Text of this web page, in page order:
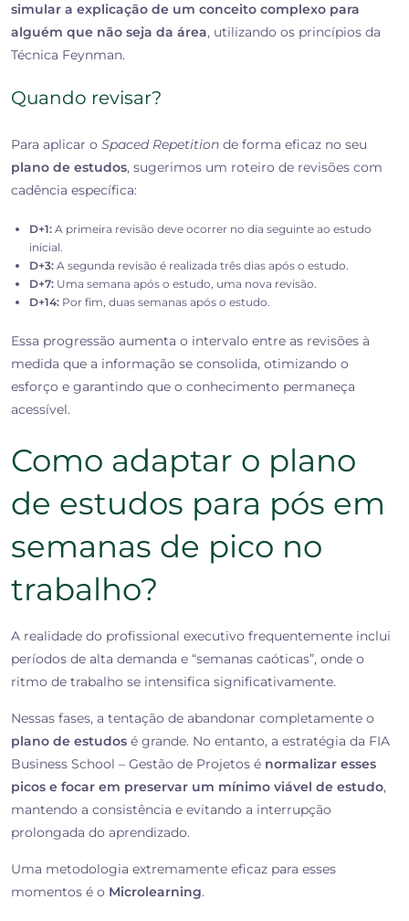
simular a explicação de um conceito complexo para
alguém que não seja da área, utilizando os princípios da
Técnica Feynman.
Quando revisar?
Para aplicar o Spaced Repetition de forma eficaz no seu
plano de estudos, sugerimos um roteiro de revisões com
cadência específica:
D+1: A primeira revisão deve ocorrer no dia seguinte ao estudo
inicial.
D+3: A segunda revisão é realizada três dias após o estudo.
D+7: Uma semana após o estudo, uma nova revisão.
D+14: Por fim, duas semanas após o estudo.
Essa progressão aumenta o intervalo entre as revisões à
medida que a informação se consolida, otimizando o
esforço e garantindo que o conhecimento permaneça
acessível.
Como adaptar o plano
de estudos para pós em
semanas de pico no
trabalho?
A realidade do profissional executivo frequentemente inclui
períodos de alta demanda e “semanas caóticas”, onde o
ritmo de trabalho se intensifica significativamente.
Nessas fases, a tentação de abandonar completamente o
plano de estudos é grande. No entanto, a estratégia da FIA
Business School – Gestão de Projetos é normalizar esses
picos e focar em preservar um mínimo viável de estudo,
mantendo a consistência e evitando a interrupção
prolongada do aprendizado.
Uma metodologia extremamente eficaz para esses
momentos é o Microlearning.